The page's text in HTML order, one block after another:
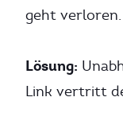
geht verloren.
Lösung:
Link vertritt